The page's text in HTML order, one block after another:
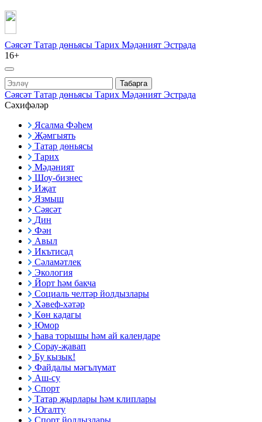
Сәясәт Татар дөньясы Тарих Мәдәният Эстрада
16+
Табарга
Сәясәт Татар дөньясы Тарих Мәдәният Эстрада
Сәхифәләр
Ясалма Фәһем
Җәмгыять
Татар дөньясы
Тарих
Мәдәният
Шоу-бизнес
Иҗат
Язмыш
Сәясәт
Дин
Фән
Авыл
Икътисад
Сәламәтлек
Экология
Йорт һәм бакча
Социаль челтәр йолдызлары
Хәвеф-хәтәр
Көн кадагы
Юмор
Һава торышы һәм ай календаре
Сорау-җавап
Бу кызык!
Файдалы мәгълүмат
Аш-су
Спорт
Татар җырлары һәм клиплары
Югалту
Спорт йолдызлары